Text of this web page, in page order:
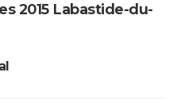
2015 Labastide-du-